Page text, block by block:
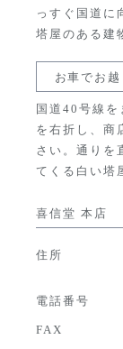
喜信堂 本店
住所
電話番号
FAX
っすぐ国道に
塔屋のある建
お車でお
国道40号線
を右折し、商
さい。通りを
てくる白い塔